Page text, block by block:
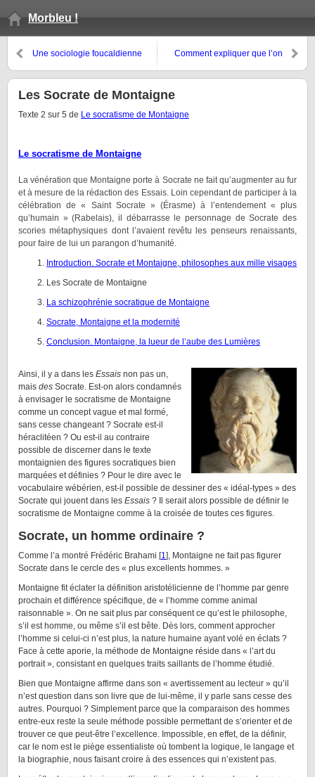
Morbleu !
Une sociologie foucaldienne
Comment expliquer que l’on
Les Socrate de Montaigne
Texte 2 sur 5 de Le socratisme de Montaigne
Le socratisme de Montaigne
La vénération que Montaigne porte à Socrate ne fait qu’augmenter au fur
et à mesure de la rédaction des Essais. Loin cependant de participer à la
célébration de « Saint Socrate » (Érasme) à l’entendement « plus
qu’humain » (Rabelais), il débarrasse le personnage de Socrate des
scories métaphysiques dont l’avaient revêtu les penseurs renaissants,
pour faire de lui un parangon d’humanité.
Introduction. Socrate et Montaigne, philosophes aux mille visages
Les Socrate de Montaigne
La schizophrénie socratique de Montaigne
Socrate, Montaigne et la modernité
Conclusion. Montaigne, la lueur de l’aube des Lumières
Ainsi, il y a dans les Essais non pas un,
mais des Socrate. Est-on alors condamnés
à envisager le socratisme de Montaigne
comme un concept vague et mal formé,
sans cesse changeant ? Socrate est-il
héraclitéen ? Ou est-il au contraire
possible de discerner dans le texte
montaignien des figures socratiques bien
marquées et définies ? Pour le dire avec le
vocabulaire wébérien, est-il possible de dessiner des « idéal-types » des
Socrate qui jouent dans les Essais ? Il serait alors possible de définir le
socratisme de Montaigne comme à la croisée de toutes ces figures.
Socrate, un homme ordinaire ?
Comme l’a montré Frédéric Brahami [1], Montaigne ne fait pas figurer
Socrate dans le cercle des « plus excellents hommes. »
Montaigne fit éclater la définition aristotélicienne de l’homme par genre
prochain et différence spécifique, de « l’homme comme animal
raisonnable ». On ne sait plus par conséquent ce qu’est le philosophe,
s’il est homme, ou même s’il est bête. Dès lors, comment approcher
l’homme si celui-ci n’est plus, la nature humaine ayant volé en éclats ?
Face à cette aporie, la méthode de Montaigne réside dans « l’art du
portrait », consistant en quelques traits saillants de l’homme étudié.
Bien que Montaigne affirme dans son « avertissement au lecteur » qu’il
n’est question dans son livre que de lui-même, il y parle sans cesse des
autres. Pourquoi ? Simplement parce que la comparaison des hommes
entre-eux reste la seule méthode possible permettant de s’orienter et de
trouver ce que peut-être l’excellence. Impossible, en effet, de la définir,
car le nom est le piège essentialiste où tombent la logique, le langage et
la biographie, nous faisant croire à des essences qui n’existent pas.